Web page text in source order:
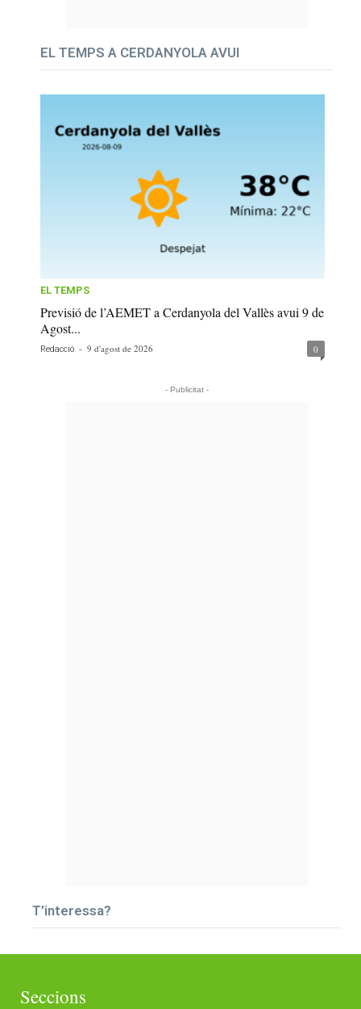
EL TEMPS A CERDANYOLA AVUI
EL TEMPS
Previsió de l’AEMET a Cerdanyola del Vallès avui 9 de
Agost...
Redacció - 9 d'agost de 2026 0
- Publicitat -
T’interessa?
Seccions